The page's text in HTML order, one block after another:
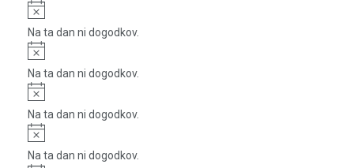
Notice
Na ta dan ni dogodkov.
Notice
Na ta dan ni dogodkov.
Notice
Na ta dan ni dogodkov.
Notice
Na ta dan ni dogodkov.